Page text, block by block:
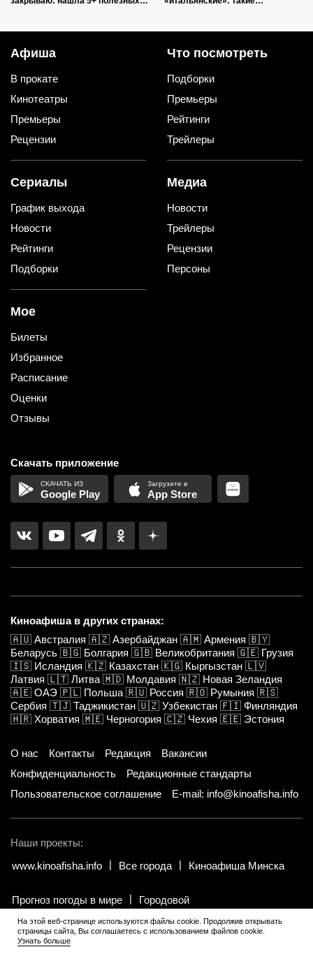
Афиша
В прокате
Кинотеатры
Премьеры
Рецензии
Что посмотреть
Подборки
Премьеры
Рейтинги
Трейлеры
Сериалы
График выхода
Новости
Рейтинги
Подборки
Медиа
Новости
Трейлеры
Рецензии
Персоны
Мое
Билеты
Избранное
Расписание
Оценки
Отзывы
Скачать приложение
Google Play App Store
Киноафиша в других странах:
🇦🇺 Австралия 🇦🇿 Азербайджан 🇦🇲 Армения 🇧🇾
Беларусь 🇧🇬 Болгария 🇬🇧 Великобритания 🇬🇪 Грузия
🇮🇸 Исландия 🇰🇿 Казахстан 🇰🇬 Кыргызстан 🇱🇻
Латвия 🇱🇹 Литва 🇲🇩 Молдавия 🇳🇿 Новая Зеландия
🇦🇪 ОАЭ 🇵🇱 Польша 🇷🇺 Россия 🇷🇴 Румыния 🇷🇸
Сербия 🇹🇯 Таджикистан 🇺🇿 Узбекистан 🇫🇮 Финляндия
🇭🇷 Хорватия 🇲🇪 Черногория 🇨🇿 Чехия 🇪🇪 Эстония
О нас Контакты Редакция
Вакансии
Конфиденциальность
Редакционные стандарты
Пользовательское соглашение
E-mail: info@kinoafisha.info
Наши проекты:
www.kinoafisha.info
Все города Киноафиша Минска
Прогноз погоды в мире Городовой
© 2002-2026 Все права и материалы принадлежат «Киноафиша».
Копирование информации только с письменного разрешения
На этой веб-странице используются файлы cookie. Продолжив открывать
страницы сайта, Вы соглашаетесь с использованием файлов cookie.
Узнать больше